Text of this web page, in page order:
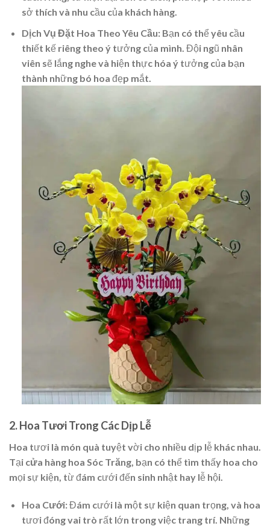
sở thích và nhu cầu của khách hàng.
Dịch Vụ Đặt Hoa Theo Yêu Cầu:Bạn có thể yêu cầu
thiết kế riêng theo ý tưởng của mình. Đội ngũ nhân
viên sẽ lắng nghe và hiện thực hóa ý tưởng của bạn
thành những bó hoa đẹp mắt.
2. Hoa Tươi Trong Các Dịp Lễ
Hoa tươi là món quà tuyệt vời cho nhiều dịp lễ khác nhau.
Tại cửa hàng hoa Sóc Trăng, bạn có thể tìm thấy hoa cho
mọi sự kiện, từ đám cưới đến sinh nhật hay lễ hội.
Hoa Cưới:Đám cưới là một sự kiện quan trọng, và hoa
tươi đóng vai trò rất lớn trong việc trang trí. Những